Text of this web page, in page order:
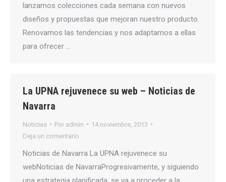
lanzamos colecciones cada semana con nuevos
diseños y propuestas que mejoran nuestro producto.
Renovamos las tendencias y nos adaptamos a ellas
para ofrecer …
La UPNA rejuvenece su web – Noticias de
Navarra
Noticias Por admin
14 noviembre, 2013
Deja un comentario
Noticias de Navarra La UPNA rejuvenece su
webNoticias de NavarraProgresivamente, y siguiendo